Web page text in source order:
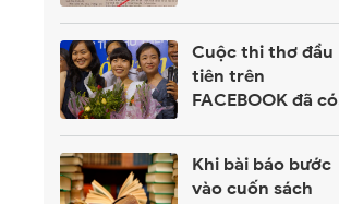
Cuộc thi thơ đầu
tiên trên
FACEBOOK đã có
Khi bài báo bước
vào cuốn sách